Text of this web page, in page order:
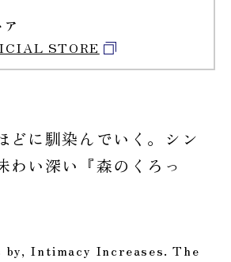
STORE
どに馴染んでいく。シン
わい深い『森のくろっ
by, Intimacy Increases. The